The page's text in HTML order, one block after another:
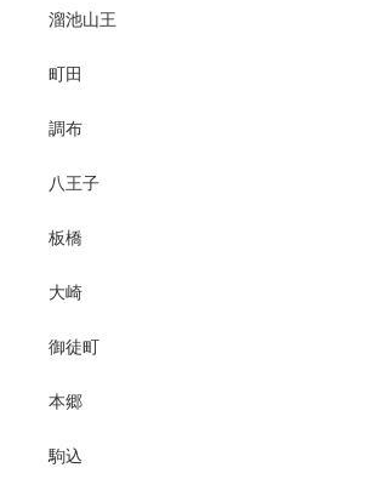
溜池山王
町田
調布
八王子
板橋
大崎
御徒町
本郷
駒込